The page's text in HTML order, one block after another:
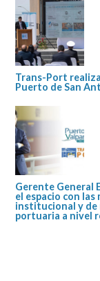
Trans-Port
Puerto de San
Gerente General
el espacio con
institucional y de
portuaria a nivel